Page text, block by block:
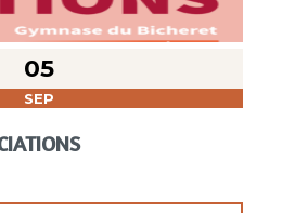
05
SEP